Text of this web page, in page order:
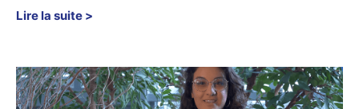
Lire la suite